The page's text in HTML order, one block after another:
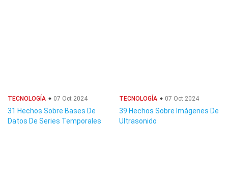
TECNOLOGÍA 07 Oct 2024
31 Hechos Sobre Bases De
Datos De Series Temporales
TECNOLOGÍA 07 Oct 2024
39 Hechos Sobre Imágenes De
Ultrasonido